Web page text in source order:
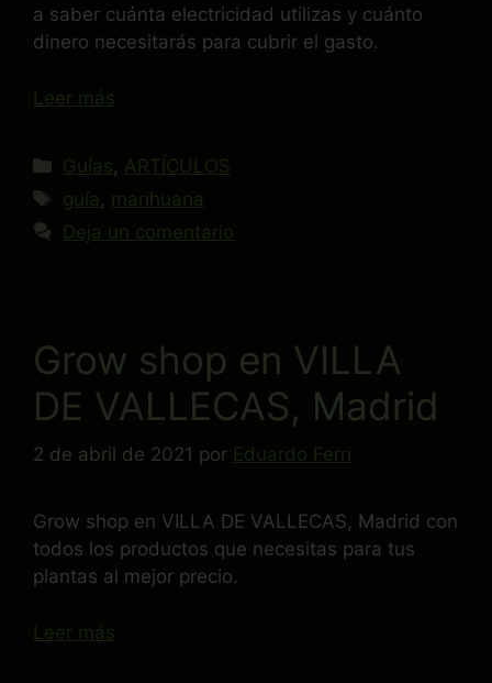
a saber cuánta electricidad utilizas y cuánto
dinero necesitarás para cubrir el gasto.
Leer más
Guías, ARTÍCULOS
guía , marihuana
Deja un comentario
Grow shop en VILLA
DE VALLECAS, Madrid
2 de abril de 2021 por Eduardo Ferri
Grow shop en VILLA DE VALLECAS, Madrid con
todos los productos que necesitas para tus
plantas al mejor precio.
Leer más